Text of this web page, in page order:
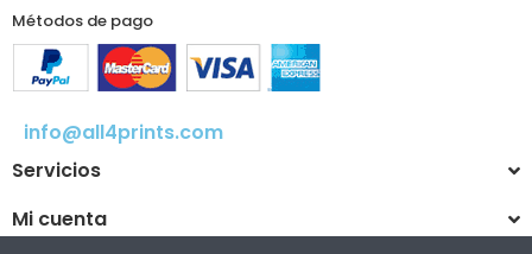
Métodos de pago
info@all4prints.com
Servicios
Mi cuenta